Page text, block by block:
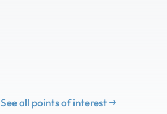
See all points of interest